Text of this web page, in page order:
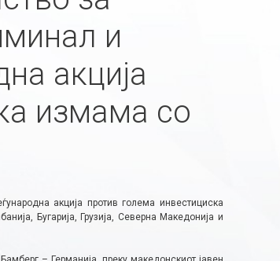
и
акција
измама со
акција против голема инвестициска
Бугарија, Грузија, Северна Македонија и